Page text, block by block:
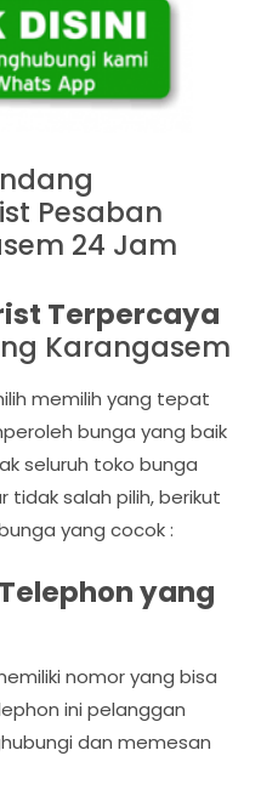
Pesaban
24 Jam
Terpercaya
Karangasem
memilih yang tepat
bunga yang baik
seluruh toko bunga
tidak salah pilih, berikut
yang cocok :
yang
nomor yang bisa
ini pelanggan
dan memesan